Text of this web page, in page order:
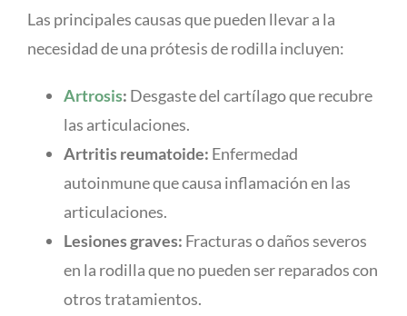
Las principales causas que pueden llevar a la
necesidad de una prótesis de rodilla incluyen:
Artrosis: Desgaste del cartílago que recubre
las articulaciones.
Artritis reumatoide: Enfermedad
autoinmune que causa inflamación en las
articulaciones.
Lesiones graves: Fracturas o daños severos
en la rodilla que no pueden ser reparados con
otros tratamientos.